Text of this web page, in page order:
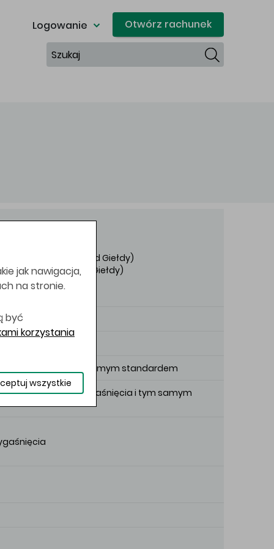
Logowanie Otwórz rachunek
Szukaj
przez Zarząd Giełdy)
przez Zarząd Giełdy)
ISIN
określone tym samym standardem
samym dniu wygaśnięcia i tym samym
jak nawigacja,
na stronie.
być
korzystania
wszystkie